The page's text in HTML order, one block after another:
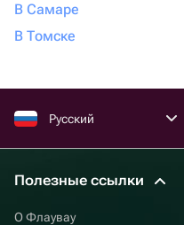
В Самаре
В Томске
Русский
Полезные ссылки
О Флаувау